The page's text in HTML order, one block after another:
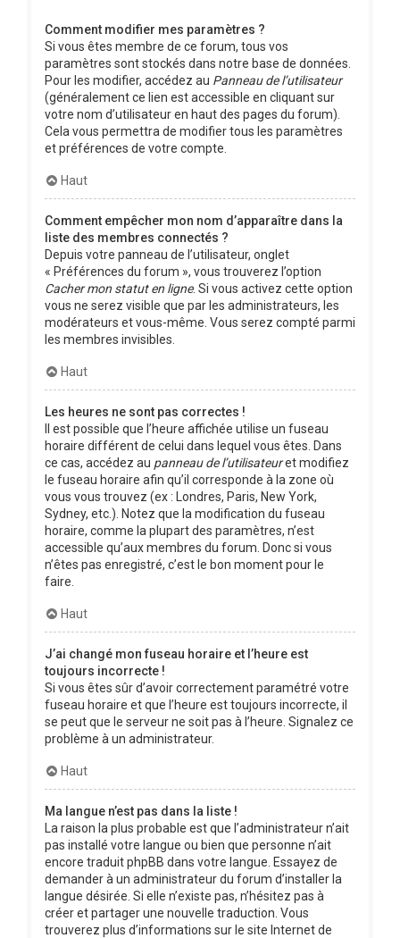
Comment modifier mes paramètres ?
Si vous êtes membre de ce forum, tous vos
paramètres sont stockés dans notre base de données.
Pour les modifier, accédez au Panneau de l’utilisateur
(généralement ce lien est accessible en cliquant sur
votre nom d’utilisateur en haut des pages du forum).
Cela vous permettra de modifier tous les paramètres
et préférences de votre compte.
Haut
Comment empêcher mon nom d’apparaître dans la
liste des membres connectés ?
Depuis votre panneau de l’utilisateur, onglet
« Préférences du forum », vous trouverez l’option
Cacher mon statut en ligne. Si vous activez cette option
vous ne serez visible que par les administrateurs, les
modérateurs et vous-même. Vous serez compté parmi
les membres invisibles.
Haut
Les heures ne sont pas correctes !
Il est possible que l’heure affichée utilise un fuseau
horaire différent de celui dans lequel vous êtes. Dans
ce cas, accédez au panneau de l’utilisateuret modifiez
le fuseau horaire afin qu’il corresponde à la zone où
vous vous trouvez (ex : Londres, Paris, New York,
Sydney, etc.). Notez que la modification du fuseau
horaire, comme la plupart des paramètres, n’est
accessible qu’aux membres du forum. Donc si vous
n’êtes pas enregistré, c’est le bon moment pour le
faire.
Haut
J’ai changé mon fuseau horaire et l’heure est
toujours incorrecte !
Si vous êtes sûr d’avoir correctement paramétré votre
fuseau horaire et que l’heure est toujours incorrecte, il
se peut que le serveur ne soit pas à l’heure. Signalez ce
problème à un administrateur.
Haut
Ma langue n’est pas dans la liste !
La raison la plus probable est que l’administrateur n’ait
pas installé votre langue ou bien que personne n’ait
encore traduit phpBB dans votre langue. Essayez de
demander à un administrateur du forum d’installer la
langue désirée. Si elle n’existe pas, n’hésitez pas à
créer et partager une nouvelle traduction. Vous
trouverez plus d’informations sur le site Internet de